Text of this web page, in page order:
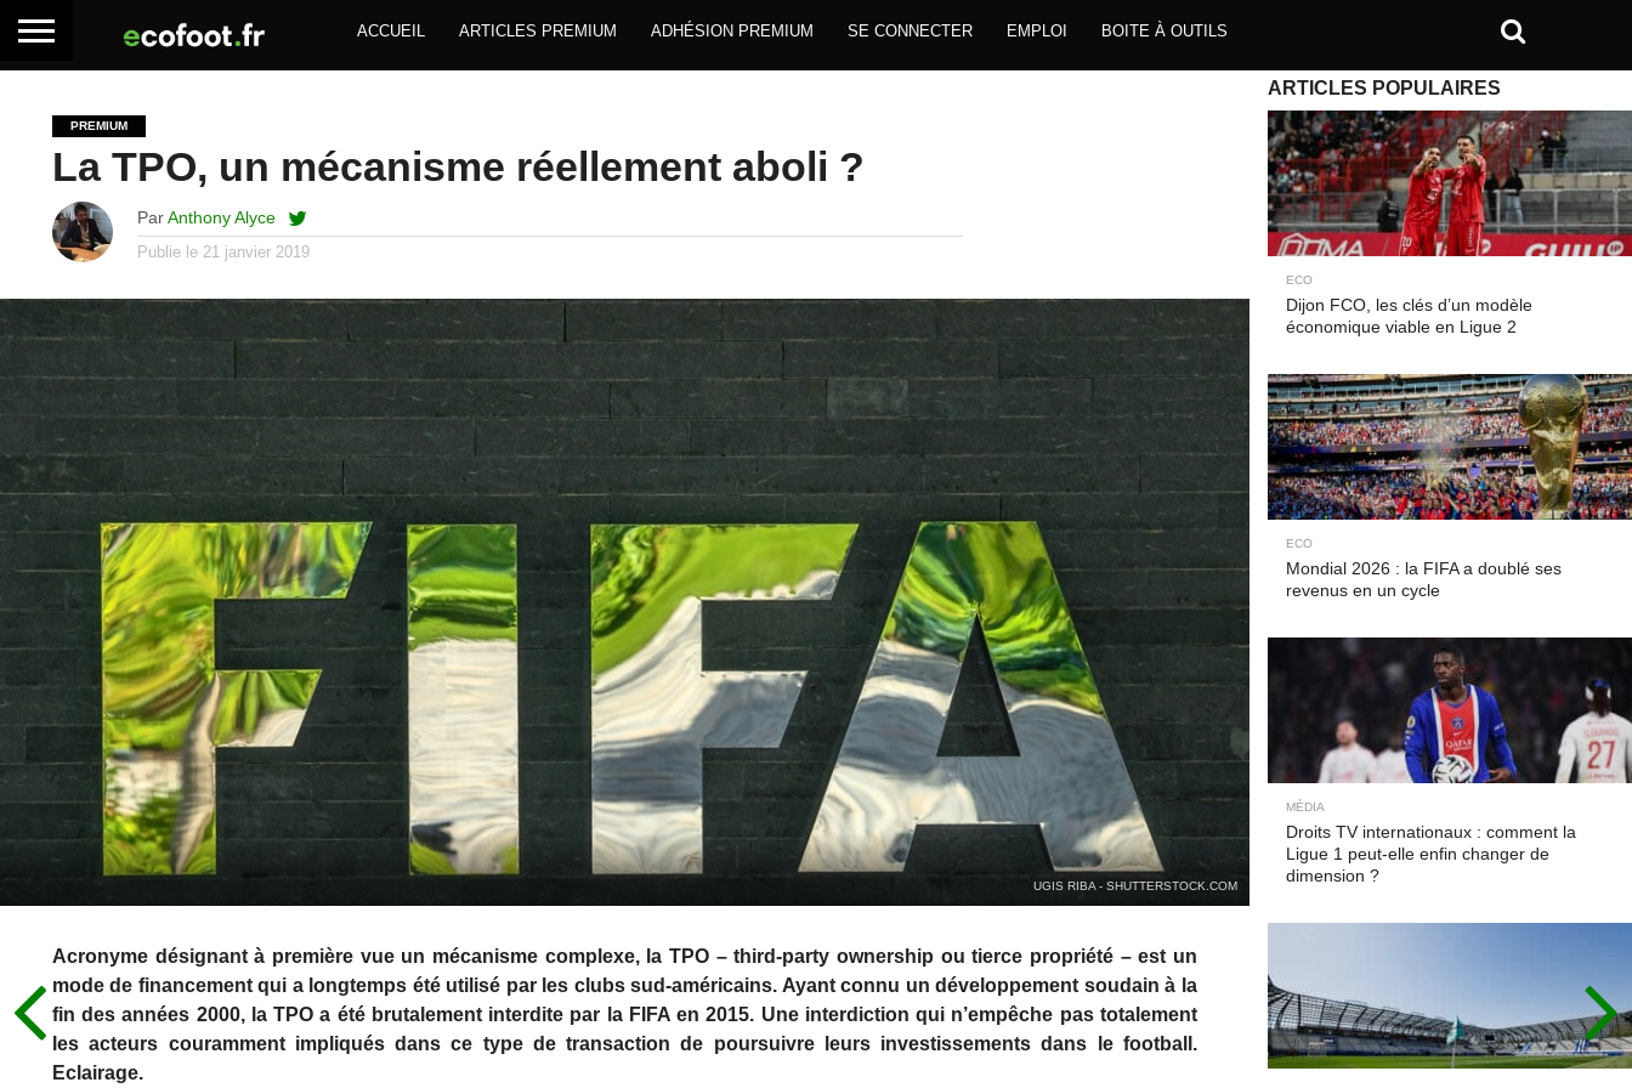
ACCUEIL ARTICLES PREMIUM ADHÉSION PREMIUM SE CONNECTER EMPLOI BOITE À OUTILS
PREMIUM
La TPO, un mécanisme réellement aboli ?
ParAnthony Alyce
Publie le 21 janvier 2019
UGIS RIBA - SHUTTERSTOCK.COM
Acronyme désignant à première vue un mécanisme complexe, la TPO – third-party ownership ou tierce propriété – est un
mode de financement qui a longtemps été utilisé par les clubs sud-américains. Ayant connu un développement soudain à la
fin des années 2000, la TPO a été brutalement interdite par la FIFA en 2015. Une interdiction qui n’empêche pas totalement
les acteurs couramment impliqués dans ce type de transaction de poursuivre leurs investissements dans le football.
Eclairage.
ARTICLES POPULAIRES
ECO
Dijon FCO, les clés d’un modèle
économique viable en Ligue 2
ECO
Mondial 2026 : la FIFA a doublé ses
revenus en un cycle
MÉDIA
Droits TV internationaux : comment la
Ligue 1 peut-elle enfin changer de
dimension ?